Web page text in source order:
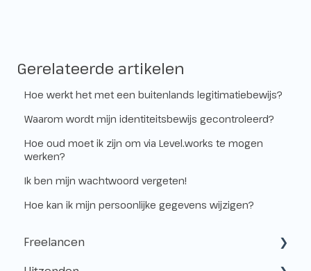
Gerelateerde artikelen
Hoe werkt het met een buitenlands legitimatiebewijs?
Waarom wordt mijn identiteitsbewijs gecontroleerd?
Hoe oud moet ik zijn om via Level.works te mogen
werken?
Ik ben mijn wachtwoord vergeten!
Hoe kan ik mijn persoonlijke gegevens wijzigen?
Freelancen